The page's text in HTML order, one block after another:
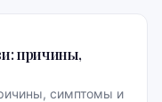
причины,
симптомы и